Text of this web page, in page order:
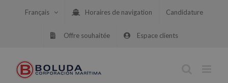
Français Horaires de navigation Candidature
Offre souhaitée Espace clients